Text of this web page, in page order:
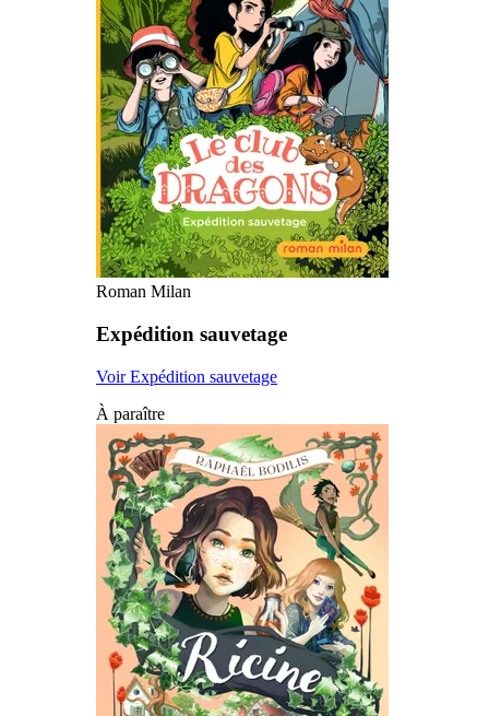
Roman Milan
Expédition sauvetage
Voir Expédition sauvetage
À paraître